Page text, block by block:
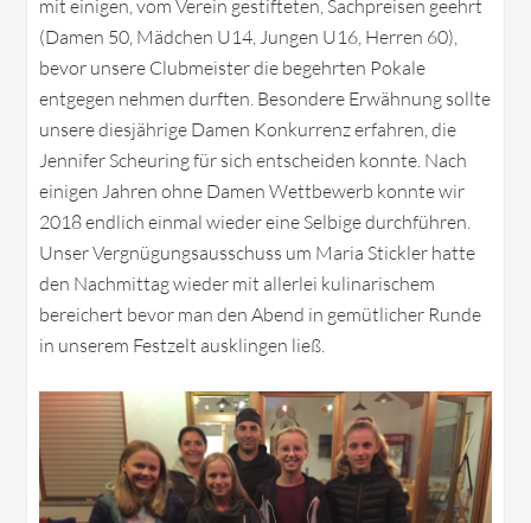
mit einigen, vom Verein gestifteten, Sachpreisen geehrt
(Damen 50, Mädchen U14, Jungen U16, Herren 60),
bevor unsere Clubmeister die begehrten Pokale
entgegen nehmen durften. Besondere Erwähnung sollte
unsere diesjährige Damen Konkurrenz erfahren, die
Jennifer Scheuring für sich entscheiden konnte. Nach
einigen Jahren ohne Damen Wettbewerb konnte wir
2018 endlich einmal wieder eine Selbige durchführen.
Unser Vergnügungsausschuss um Maria Stickler hatte
den Nachmittag wieder mit allerlei kulinarischem
bereichert bevor man den Abend in gemütlicher Runde
in unserem Festzelt ausklingen ließ.